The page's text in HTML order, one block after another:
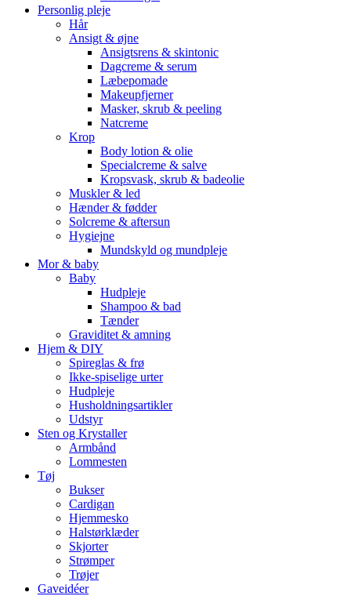
Personlig pleje
Hår
Ansigt & øjne
Ansigtsrens & skintonic
Dagcreme & serum
Læbepomade
Makeupfjerner
Masker, skrub & peeling
Natcreme
Krop
Body lotion & olie
Specialcreme & salve
Kropsvask, skrub & badeolie
Muskler & led
Hænder & fødder
Solcreme & aftersun
Hygiejne
Mundskyld og mundpleje
Mor & baby
Baby
Hudpleje
Shampoo & bad
Tænder
Graviditet & amning
Hjem & DIY
Spireglas & frø
Ikke-spiselige urter
Hudpleje
Husholdningsartikler
Udstyr
Sten og Krystaller
Armbånd
Lommesten
Tøj
Bukser
Cardigan
Hjemmesko
Halstørklæder
Skjorter
Strømper
Trøjer
Gaveidéer